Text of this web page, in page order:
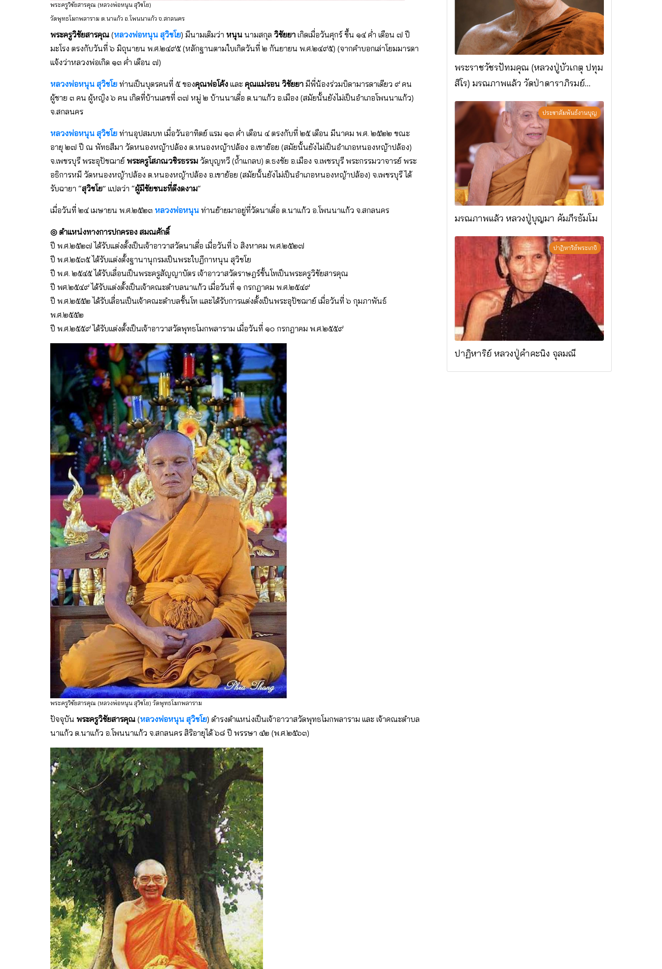
พระครูวิชัยสารคุณ (หลวงพ่อหนุน สุวิชโย)
วัดพุทธโมกพลาราม ต.นาแก้ว อ.โพนนาแก้ว จ.สกลนคร
พระครูวิชัยสารคุณ (หลวงพ่อหนุน สุวิชโย) มีนามเดิมว่า หนุน นามสกุล วิชัยยา เกิดเมื่อวันศุกร์ ขึ้น ๑๔ ค่ำ เดือน ๗ ปี
มะโรง ตรงกับวันที่ ๖ มิถุนายน พ.ศ.๒๔๙๕ (หลักฐานตามใบเกิดวันที่ ๒ กันยายน พ.ศ.๒๔๙๕) (จากคำบอกเล่าโยมมารดา
แจ้งว่าหลวงพ่อเกิด ๑๓ ค่ำ เดือน ๗)
หลวงพ่อหนุน สุวิชโย ท่านเป็นบุตรคนที่ ๕ ของคุณพ่อโค้ง และ คุณแม่รอน วิชัยยา มีพี่น้องร่วมบิดามารดาเดียว ๙ คน
ผู้ชาย ๓ คน ผู้หญิง ๖ คน เกิดที่บ้านเลขที่ ๓๗ หมู่ ๒ บ้านนาเดื่อ ต.นาแก้ว อ.เมือง (สมัยนั้นยังไม่เป็นอำเภอโพนนาแก้ว)
จ.สกลนคร
หลวงพ่อหนุน สุวิชโย ท่านอุปสมบท เมื่อวันอาทิตย์ แรม ๑๓ ค่ำ เดือน ๔ ตรงกับที่ ๒๕ เดือน มีนาคม พ.ศ. ๒๕๒๒ ขณะ
อายุ ๒๗ ปี ณ พัทธสีมา วัดหนองหญ้าปล้อง ต.หนองหญ้าปล้อง อ.เขาย้อย (สมัยนั้นยังไม่เป็นอำเภอหนองหญ้าปล้อง)
จ.เพชรบุรี พระอุปัชฌาย์พระครูโสภณวชิรธรรม วัดบุญทวี (ถ้ำแกลบ) ต.ธงชัย อ.เมือง จ.เพชรบุรี พระกรรมวาจารย์ พระ
อธิการหมี วัดหนองหญ้าปล้อง ต.หนองหญ้าปล้อง อ.เขาย้อย (สมัยนั้นยังไม่เป็นอำเภอหนองหญ้าปล้อง) จ.เพชรบุรี ได้
รับฉายา “สุวิชโย” แปลว่า “ผู้มีชัยชนะที่ดีงดงาม“
เมื่อวันที่ ๒๔ เมษายน พ.ศ.๒๕๒๓ หลวงพ่อหนุน ท่านย้ายมาอยู่ที่วัดนาเดื่อ ต.นาแก้ว อ.โพนนาแก้ว จ.สกลนคร
◎ ตำแหน่งทางการปกครอง สมณศักดิ์
ปี พ.ศ.๒๕๒๗ ได้รับแต่งตั้งเป็นเจ้าอาวาสวัดนาเดื่อ เมื่อวันที่ ๖ สิงหาคม พ.ศ.๒๕๒๗
ปี พ.ศ.๒๕๓๕ ได้รับแต่งตั้งฐานานุกรมเป็นพระใบฎีกาหนุน สุวิชโย
ปี พ.ศ. ๒๕๔๕ ได้รับเลื่อนเป็นพระครูสัญญาบัตร เจ้าอาวาสวัดราษฎร์ชั้นโทเป็นพระครูวิชัยสารคุณ
ปี พศ.๒๕๔๙ ได้รับแต่งตั้งเป็นเจ้าคณะตำบลนาแก้ว เมื่อวันที่ ๑ กรกฎาคม พ.ศ.๒๕๔๙
ปี พ.ศ.๒๕๕๒ ได้รับเลื่อนเป็นเจ้าคณะตำบลชั้นโท และได้รับการแต่งตั้งเป็นพระอุปัชฌาย์ เมื่อวันที่ ๖ กุมภาพันธ์
พ.ศ.๒๕๕๒
ปี พ.ศ.๒๕๕๙ ได้รับเเต่งตั้งเป็นเจ้าอาวาสวัดพุทธโมกพลาราม เมื่อวันที่ ๑๐ กรกฎาคม พ.ศ.๒๕๕๙
พระครูวิชัยสารคุณ (หลวงพ่อหนุน สุวิชโย) วัดพุทธโมกพลาราม
ปัจจุบัน พระครูวิชัยสารคุณ (หลวงพ่อหนุน สุวิชโย) ดำรงตำแหน่งเป็นเจ้าอาวาสวัดพุทธโมกพลาราม เเละ เจ้าคณะตำบล
นาแก้ว ต.นาแก้ว อ.โพนนาแก้ว จ.สกลนคร สิริอายุได้ ๖๘ ปี พรรษา ๔๒ (พ.ศ.๒๕๖๓)
พระราชวัชรปัทมคุณ (หลวงปู่บัวเกตุ ปทุม
สิโร) มรณภาพแล้ว วัดป่าดาราภิรมย์
อ.แม่ริม จ.เชียงใหม่
ประชาสัมพันธ์งานบุญ
มรณภาพแล้ว หลวงปู่บุญมา คัมภีรธัมโม
ปาฏิหาริย์พระเกจิ
ปาฏิหาริย์ หลวงปู่คำคะนิง จุลมณี